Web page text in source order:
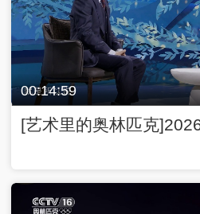
00:14:59
[艺术里的奥林匹克